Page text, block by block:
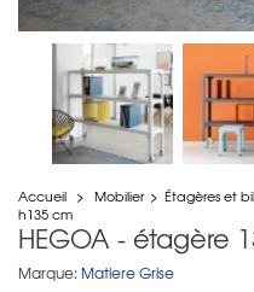
Accueil > Mobilier > Étagères et
h135 cm
HEGOA - étagère
Marque: Matiere Grise